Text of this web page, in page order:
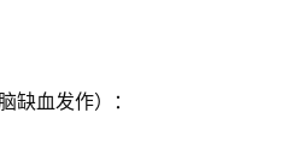
缺血发作）：